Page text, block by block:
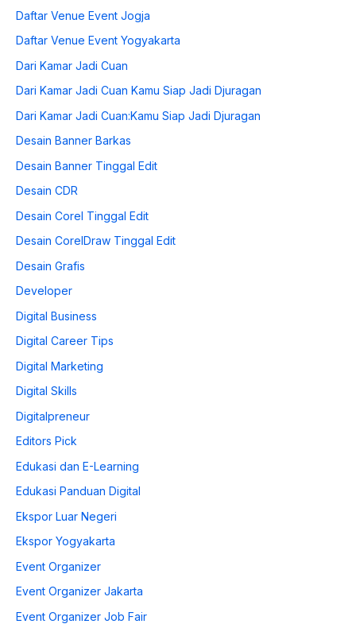
Daftar Venue Event Jogja
Daftar Venue Event Yogyakarta
Dari Kamar Jadi Cuan
Dari Kamar Jadi Cuan Kamu Siap Jadi Djuragan
Dari Kamar Jadi Cuan:Kamu Siap Jadi Djuragan
Desain Banner Barkas
Desain Banner Tinggal Edit
Desain CDR
Desain Corel Tinggal Edit
Desain CorelDraw Tinggal Edit
Desain Grafis
Developer
Digital Business
Digital Career Tips
Digital Marketing
Digital Skills
Digitalpreneur
Editors Pick
Edukasi dan E-Learning
Edukasi Panduan Digital
Ekspor Luar Negeri
Ekspor Yogyakarta
Event Organizer
Event Organizer Jakarta
Event Organizer Job Fair